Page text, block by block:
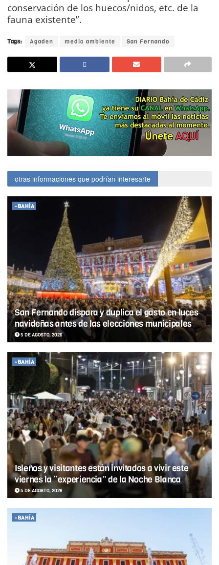
conservación de los huecos/nidos, etc. de la
fauna existente”.
Tags: Agaden medio ambiente San Fernando
otras informaciones que podrían interesarte
-BAHÍA
San Fernando dispara y duplica el gasto en luces
navideñas antes de las elecciones municipales
5 DE AGOSTO, 2026
-BAHÍA
Isleños y visitantes están invitados a vivir este
viernes la “experiencia” de la Noche Blanca
5 DE AGOSTO, 2026
-BAHÍA